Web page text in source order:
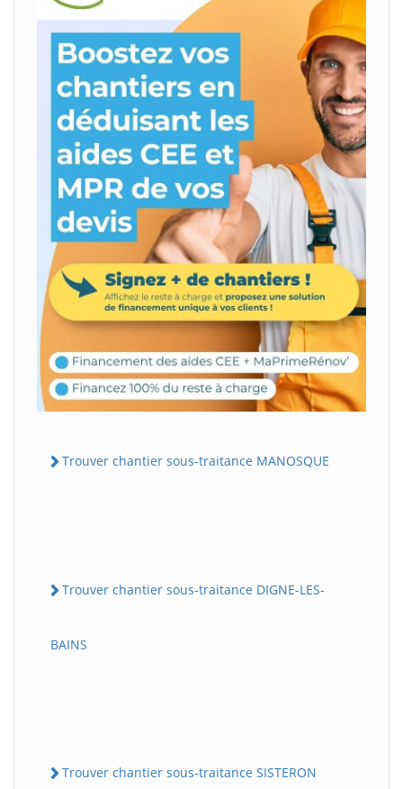
Trouver chantier sous-traitance MANOSQUE
Trouver chantier sous-traitance DIGNE-LES-
BAINS
Trouver chantier sous-traitance SISTERON